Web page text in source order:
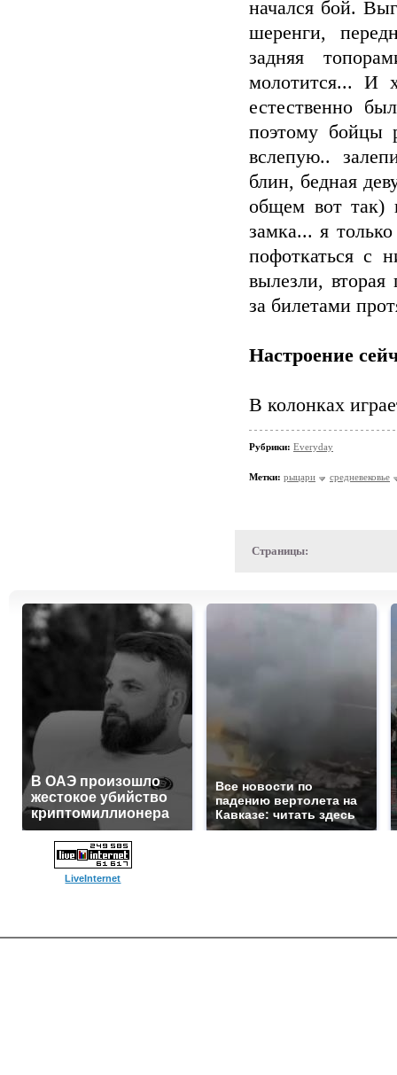
начался бой.
шеренги,
задняя
молотится... И
естественно
поэтому бойцы
вслепую..
блин, бедная
общем вот так)
замка... я
пофоткаться с
вылезли, вторая
за билетами
Настроение
В колонках
Рубрики: Everyday
Метки: рыцари средневековье
Страницы:
В ОАЭ произошло
жестокое убийство
криптомиллионера
Все новости по
падению вертолета на
Кавказе: читать здесь
LiveInternet